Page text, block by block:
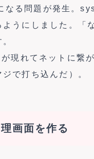
る問題が発生。
うにしました。
現れてネットに繋
で打ち込んだ）。
画面を作る